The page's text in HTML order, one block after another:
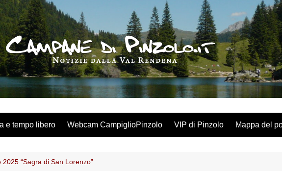
e tempo libero Webcam CampiglioPinzolo VIP di Pinzolo Mappa del
2025 “Sagra di San Lorenzo”